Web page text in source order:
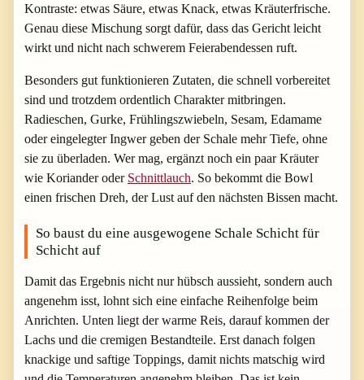
Kontraste: etwas Säure, etwas Knack, etwas Kräuterfrische.
Genau diese Mischung sorgt dafür, dass das Gericht leicht
wirkt und nicht nach schwerem Feierabendessen ruft.
Besonders gut funktionieren Zutaten, die schnell vorbereitet
sind und trotzdem ordentlich Charakter mitbringen.
Radieschen, Gurke, Frühlingszwiebeln, Sesam, Edamame
oder eingelegter Ingwer geben der Schale mehr Tiefe, ohne
sie zu überladen. Wer mag, ergänzt noch ein paar Kräuter
wie Koriander oder Schnittlauch. So bekommt die Bowl
einen frischen Dreh, der Lust auf den nächsten Bissen macht.
So baust du eine ausgewogene Schale Schicht für
Schicht auf
Damit das Ergebnis nicht nur hübsch aussieht, sondern auch
angenehm isst, lohnt sich eine einfache Reihenfolge beim
Anrichten. Unten liegt der warme Reis, darauf kommen der
Lachs und die cremigen Bestandteile. Erst danach folgen
knackige und saftige Toppings, damit nichts matschig wird